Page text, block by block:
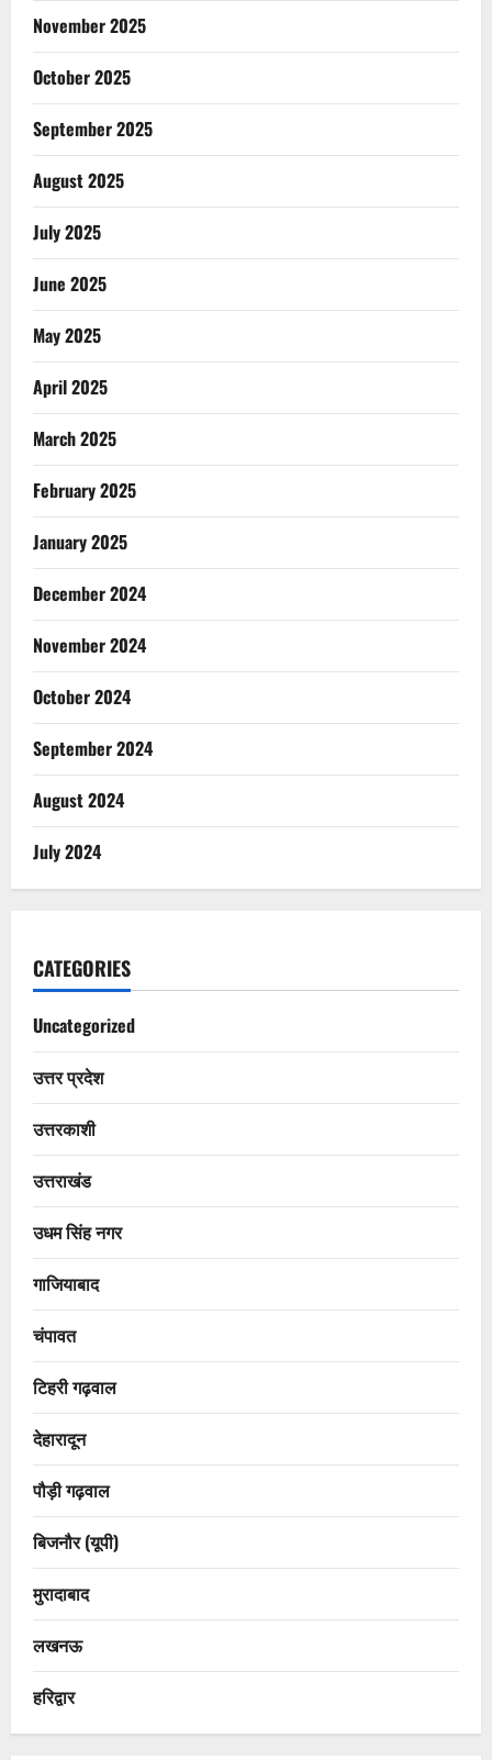
November 2025
October 2025
September 2025
August 2025
July 2025
June 2025
May 2025
April 2025
March 2025
February 2025
January 2025
December 2024
November 2024
October 2024
September 2024
August 2024
July 2024
CATEGORIES
Uncategorized
उत्तर प्रदेश
उत्तरकाशी
उत्तराखंड
उधम सिंह नगर
गाजियाबाद
चंपावत
टिहरी गढ़वाल
देहारादून
पौड़ी गढ़वाल
बिजनौर (यूपी)
मुरादाबाद
लखनऊ
हरिद्वार